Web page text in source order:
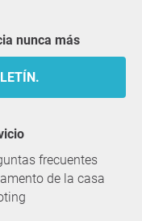
nunca más
frecuentes
de la casa